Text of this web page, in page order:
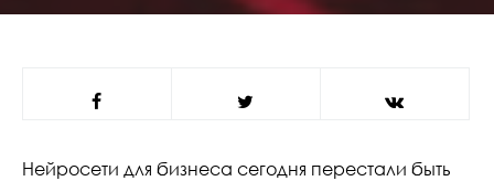
Нейросети для бизнеса сегодня перестали быть